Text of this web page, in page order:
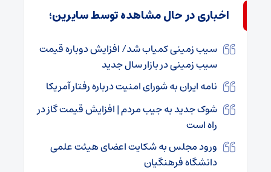
اخباری در حال مشاهده توسط سایرین؛
سیب زمینی کمیاب شد/ افزایش دوباره قیمت
سیب زمینی در بازار سال جدید
نامه ایران به شورای امنیت درباره رفتار آمریکا
شوک جدید به جیب مردم | افزایش قیمت گاز در
راه است
ورود مجلس به شکایت اعضای هیئت علمی
دانشگاه فرهنگیان